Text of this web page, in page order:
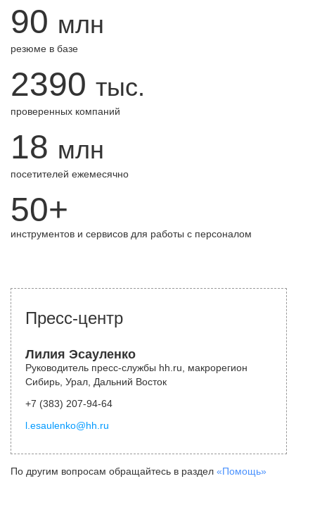
90 млн
резюме в базе
2390 тыс.
проверенных компаний
18 млн
посетителей ежемесячно
50+
инструментов и сервисов для работы с персоналом
Пресс-центр
Лилия Эсауленко
Руководитель пресс-службы hh.ru, макрорегион
Сибирь, Урал, Дальний Восток
+7 (383) 207-94-64
l.esaulenko@hh.ru
По другим вопросам обращайтесь в раздел «Помощь»